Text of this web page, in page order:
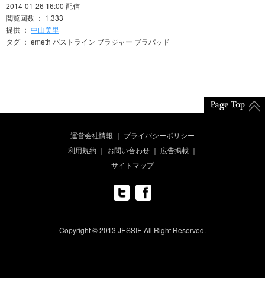
2014-01-26 16:00 配信
閲覧回数 ： 1,333
提供 ： 中山美里
タグ ： emeth バストライン ブラジャー ブラパッド
運営会社情報
プライバシーポリシー
利用規約
お問い合わせ
広告掲載
サイトマップ
Copyright © 2013 JESSIE All Right Reserved.